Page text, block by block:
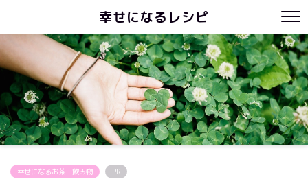
幸せになるレシピ
幸せになるお茶・飲み物 PR